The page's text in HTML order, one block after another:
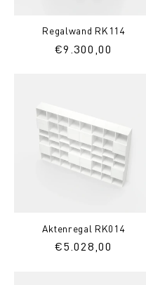
Regalwand RK114
Normaler
€9.300,00
Aktenregal RK014
Normaler
€5.028,00